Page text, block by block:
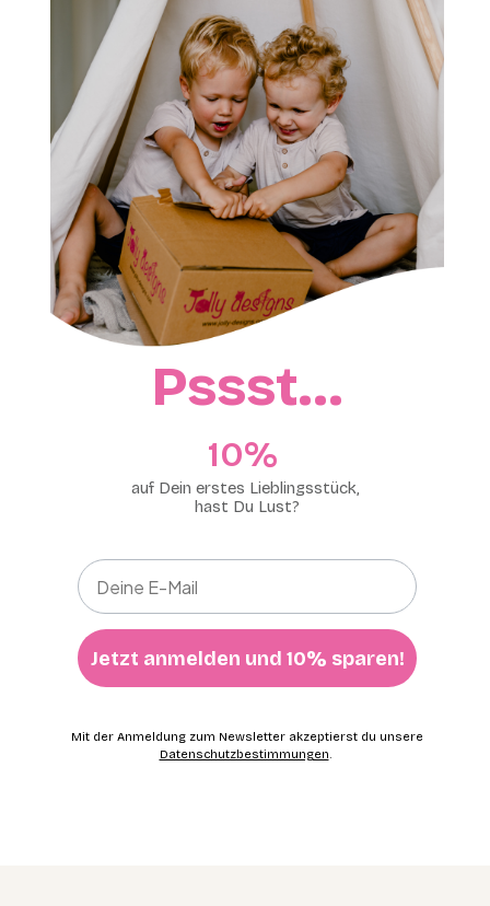
Pssst…
10%​
auf Dein erstes Lieblingsstück,
hast Du Lust?
Jetzt anmelden und 10% sparen!
Mit der Anmeldung zum Newsletter akzeptierst du unsere
Datenschutzbestimmungen.